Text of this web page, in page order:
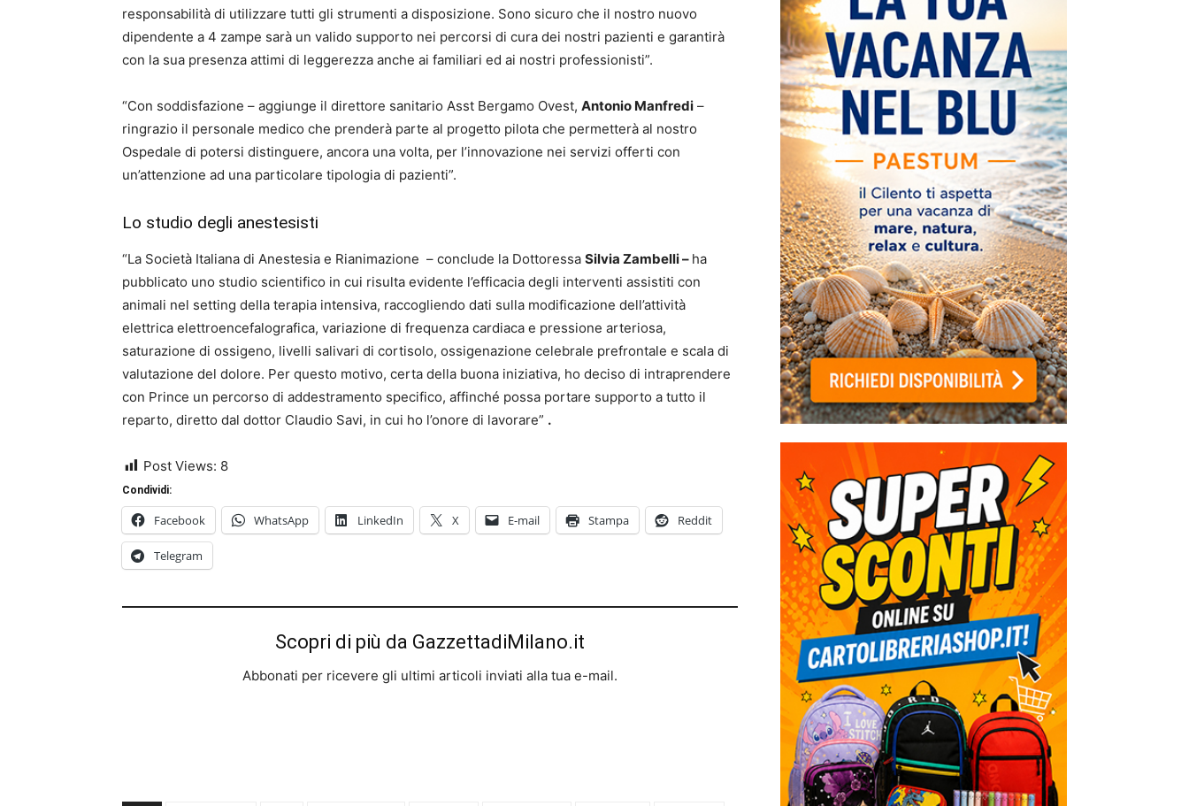
responsabilità di utilizzare tutti gli strumenti a disposizione. Sono sicuro che il nostro nuovo
dipendente a 4 zampe sarà un valido supporto nei percorsi di cura dei nostri pazienti e garantirà
con la sua presenza attimi di leggerezza anche ai familiari ed ai nostri professionisti”.
“Con soddisfazione – aggiunge il direttore sanitario Asst Bergamo Ovest, Antonio Manfredi –
ringrazio il personale medico che prenderà parte al progetto pilota che permetterà al nostro
Ospedale di potersi distinguere, ancora una volta, per l’innovazione nei servizi offerti con
un’attenzione ad una particolare tipologia di pazienti”.
Lo studio degli anestesisti
“La Società Italiana di Anestesia e Rianimazione – conclude la Dottoressa Silvia Zambelli – ha
pubblicato uno studio scientifico in cui risulta evidente l’efficacia degli interventi assistiti con
animali nel setting della terapia intensiva, raccogliendo dati sulla modificazione dell’attività
elettrica elettroencefalografica, variazione di frequenza cardiaca e pressione arteriosa,
saturazione di ossigeno, livelli salivari di cortisolo, ossigenazione celebrale prefrontale e scala di
valutazione del dolore. Per questo motivo, certa della buona iniziativa, ho deciso di intraprendere
con Prince un percorso di addestramento specifico, affinché possa portare supporto a tutto il
reparto, diretto dal dottor Claudio Savi, in cui ho l’onore di lavorare” .
Post Views: 8
Condividi:
Facebook WhatsApp LinkedIn X E-mail Stampa Reddit
Telegram
Scopri di più da GazzettadiMilano.it
Abbonati per ricevere gli ultimi articoli inviati alla tua e-mail.